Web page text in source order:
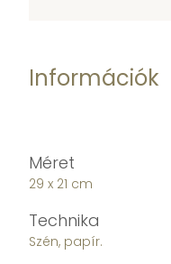
Információk
Méret
29 x 21 cm
Technika
Szén, papír.